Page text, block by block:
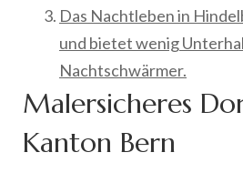
Das Nachtleben in
und bietet wenig
Nachtschwärmer.
Malersicheres
Kanton Bern